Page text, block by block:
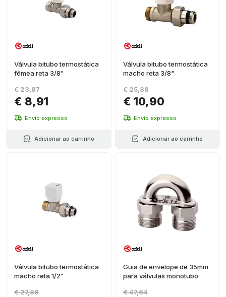
Válvula bitubo termostática
fêmea reta 3/8"
€ 8,91
€ 23,87
Envio expresso
Adicionar ao carrinho
Válvula bitubo termostática
macho reta 3/8"
€ 10,90
€ 25,88
Envio expresso
Adicionar ao carrinho
Válvula bitubo termostática
macho reta 1/2"
€ 27,88
Guia de envelope de 35mm
para válvulas monotubo
€ 47,64